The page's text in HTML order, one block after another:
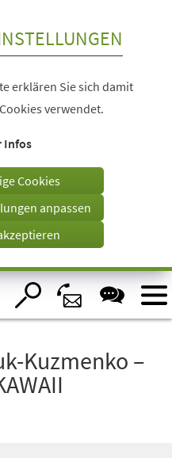
erklären Sie sich damit
verwendet.
Infos
Cookies
anpassen
Kuzmenko –